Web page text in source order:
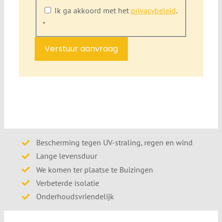
Ik ga akkoord met het privacybeleid.
*
Verstuur aanvraag
Bescherming tegen UV-straling, regen en wind
Lange levensduur
We komen ter plaatse te Buizingen
Verbeterde isolatie
Onderhoudsvriendelijk